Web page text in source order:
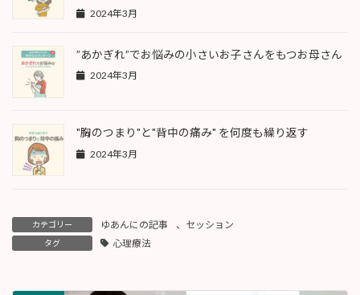
2024年3月
”あかぎれ”でお悩みの小さいお子さんをもつお母さん
2024年3月
"胸のつまり"と"背中の痛み" を何度も繰り返す
2024年3月
カテゴリー ゆあんにの記事 、 セッション
タグ 心理療法